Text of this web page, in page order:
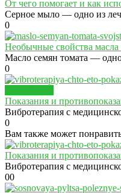
От чего помогает и как
Серное мыло — одно из
0
Необычные свойства масла
Масло семян томата —
0
Показания и
Вибротерапия с
0
Вам также может
Показания и
Вибротерапия с
00